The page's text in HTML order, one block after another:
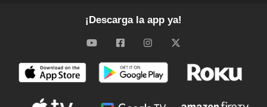
¡Descarga la app ya!